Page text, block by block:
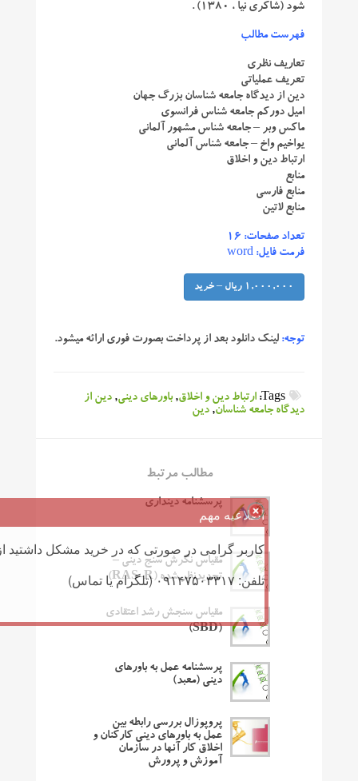
شود (شاکری نیا ، ۱۳۸۰) .
فهرست مطالب
تعاریف نظری
تعریف عملیاتی
دین از دیدگاه جامعه شناسان بزرگ جهان
امیل دورکم جامعه شناس فرانسوی
ماکس وبر – جامعه شناس مشهور آلمانی
یواخیم واخ – جامعه شناس آلمانی
ارتباط دین و اخلاق
منابع
منابع فارسی
منابع لاتین
تعداد صفحات: ۱۶
فرمت فایل: word
1,000,000 ریال – خرید
توجه: لینک دانلود بعد از پرداخت بصورت فوری ارائه میشود.
Tags: ارتباط دین و اخلاق,باورهای دینی,دين از
ديدگاه جامعه شناسان,دین
مطالب مرتبط
پرسشنامه دینداری
مقیاس نگرش سنج دینی –
تجدیدنظر شده (RAS-R)
مقیاس سنجش رشد اعتقادی
(SBD)
پرسشنامه عمل به باورهای
دینی (معبد)
پروپوزال بررسی رابطه بین
عمل به باورهای دینی کارکنان و
اخلاق کار آنها در سازمان
آموزش و پرورش
اطلاعیه مهم
کاربر گرامی در صورتی که در خرید مشکل داشتید
تلفن: ۰۹۱۴۷۵۰۳۳۱۷ (تلگرام یا تماس)